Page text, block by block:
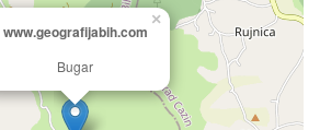
www.geografijabih.com
Bugar
×